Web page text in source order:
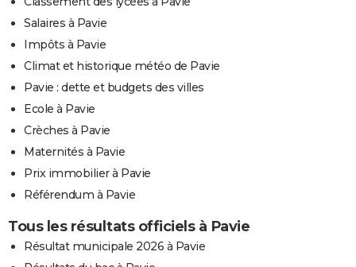
Salaires à Pavie
Impôts à Pavie
Climat et historique météo de Pavie
Pavie : dette et budgets des villes
Ecole à Pavie
Crèches à Pavie
Maternités à Pavie
Prix immobilier à Pavie
Référendum à Pavie
Tous les résultats officiels à Pavie
Résultat municipale 2026 à Pavie